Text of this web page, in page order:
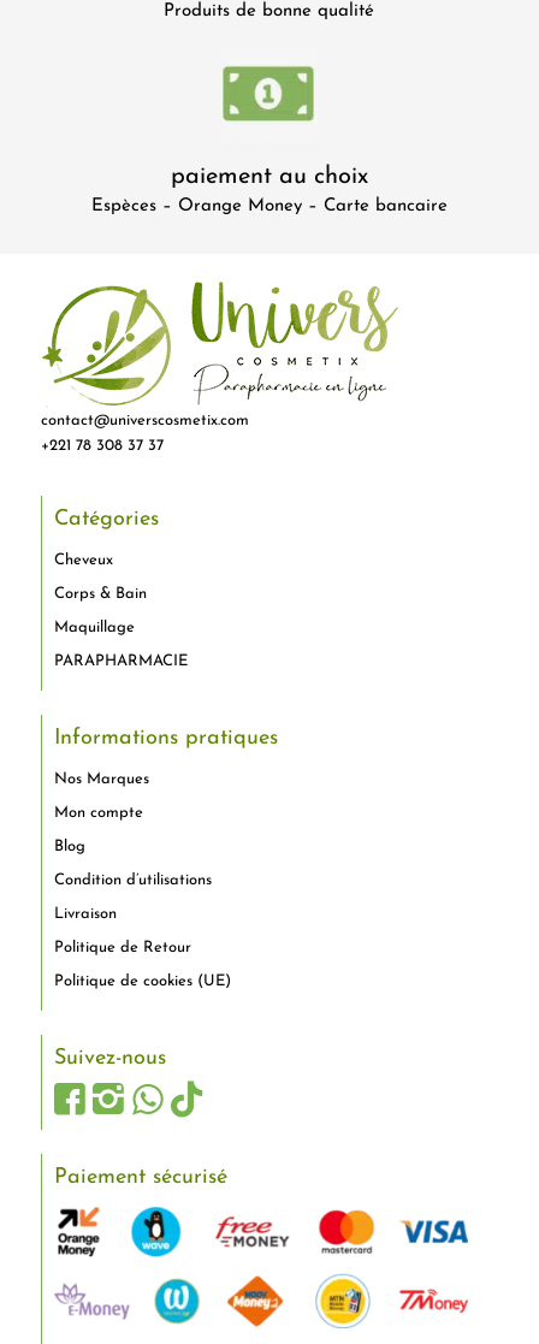
Produits de bonne qualité
paiement au choix
Espèces – Orange Money – Carte bancaire
contact@universcosmetix.com
+221 78 308 37 37
Catégories
Cheveux
Corps & Bain
Maquillage
PARAPHARMACIE
Informations pratiques
Nos Marques
Mon compte
Blog
Condition d’utilisations
Livraison
Politique de Retour
Politique de cookies (UE)
Suivez-nous
Paiement sécurisé